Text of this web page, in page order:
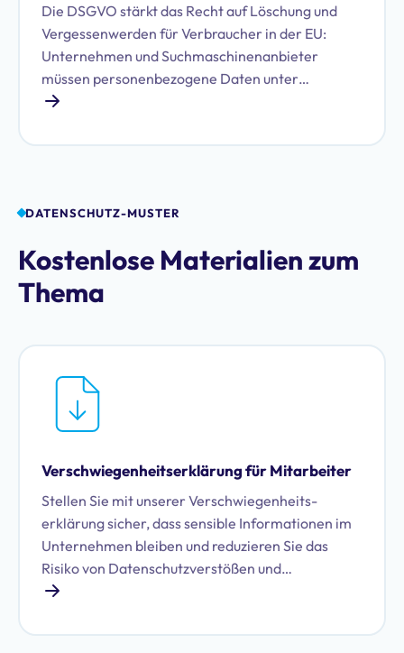
Die DSGVO stärkt das Recht auf Löschung und
Vergessenwerden für Verbraucher in der EU:
Unternehmen und Suchmaschinenanbieter
müssen personenbezogene Daten unter
bestimmten Voraussetzungen löschen. Erfahren
nachkommen.
DATENSCHUTZ-MUSTER
Kostenlose Materialien zum
Thema
Verschwiegenheits­erklärung für Mitarbeiter
Stellen Sie mit unserer Verschwiegenheits­
erklärung sicher, dass sensible Informationen im
Unternehmen bleiben und reduzieren Sie das
Risiko von Datenschutzverstößen und
Abmahnungen.